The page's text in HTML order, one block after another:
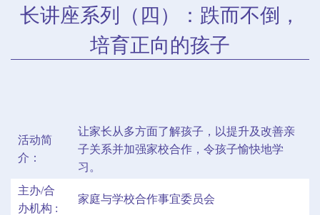
长讲座系列（四）：跌而不倒，
培育正向的孩子
活动简
介：
让家长从多方面了解孩子，以提升及改善亲
子关系并加强家校合作，令孩子愉快地学
习。
主办/合
办机构 :
家庭与学校合作事宜委员会